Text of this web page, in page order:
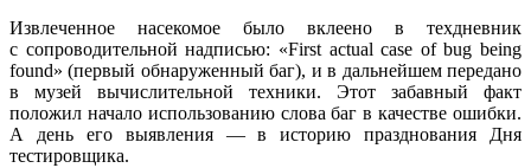
Извлеченное насекомое было вклеено в техдневник
с сопроводительной надписью: «First actual case of bug being
found» (первый обнаруженный баг), и в дальнейшем передано
в музей вычислительной техники. Этот забавный факт
положил начало использованию слова баг в качестве ошибки.
А день его выявления — в историю празднования Дня
тестировщика.